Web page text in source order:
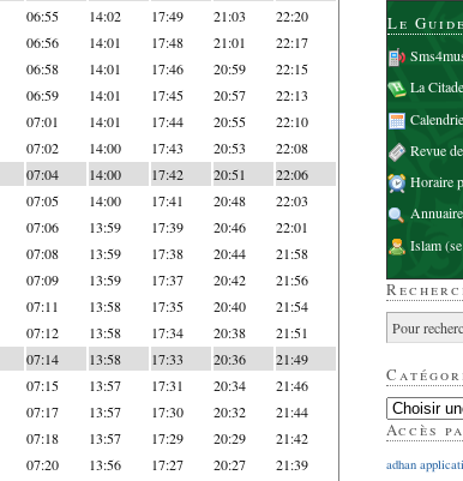
06:55 14:02 17:49 21:03 22:20
06:56 14:01 17:48 21:01 22:17
06:58 14:01 17:46 20:59 22:15
06:59 14:01 17:45 20:57 22:13
07:01 14:01 17:44 20:55 22:10
07:02 14:00 17:43 20:53 22:08
07:04 14:00 17:42 20:51 22:06
07:05 14:00 17:41 20:48 22:03
07:06 13:59 17:39 20:46 22:01
07:08 13:59 17:38 20:44 21:58
07:09 13:59 17:37 20:42 21:56
07:11 13:58 17:35 20:40 21:54
07:12 13:58 17:34 20:38 21:51
07:14 13:58 17:33 20:36 21:49
07:15 13:57 17:31 20:34 21:46
07:17 13:57 17:30 20:32 21:44
07:18 13:57 17:29 20:29 21:42
07:20 13:56 17:27 20:27 21:39
Le
La
Revue
Horaire
Islam
Accès
adhan